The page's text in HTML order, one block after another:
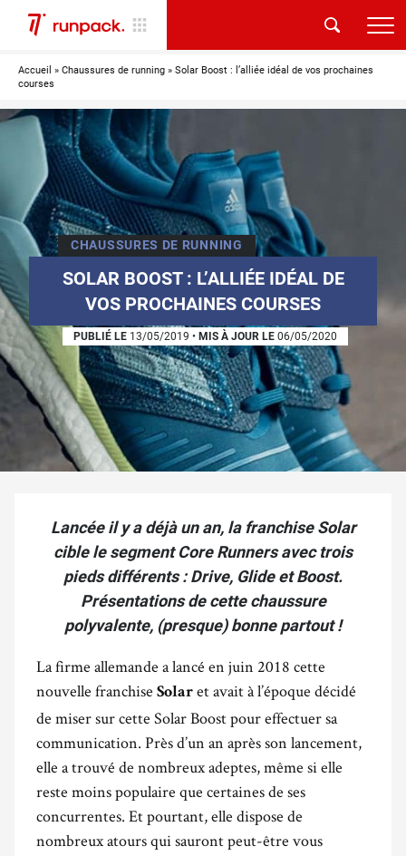
Accueil » Chaussures de running » Solar Boost : l’alliée idéal de vos prochaines
courses
CHAUSSURES DE RUNNING
SOLAR BOOST : L’ALLIÉE IDÉAL DE
VOS PROCHAINES COURSES
PUBLIÉ LE 13/05/2019 • MIS À JOUR LE 06/05/2020
Lancée il y a déjà un an, la franchise Solar
cible le segment Core Runners avec trois
pieds différents : Drive, Glide et Boost.
Présentations de cette chaussure
polyvalente, (presque) bonne partout !
La firme allemande a lancé en juin 2018 cette
nouvelle franchise Solar et avait à l’époque décidé
de miser sur cette Solar Boost pour effectuer sa
communication. Près d’un an après son lancement,
elle a trouvé de nombreux adeptes, même si elle
reste moins populaire que certaines de ses
concurrentes. Et pourtant, elle dispose de
nombreux atours qui sauront peut-être vous